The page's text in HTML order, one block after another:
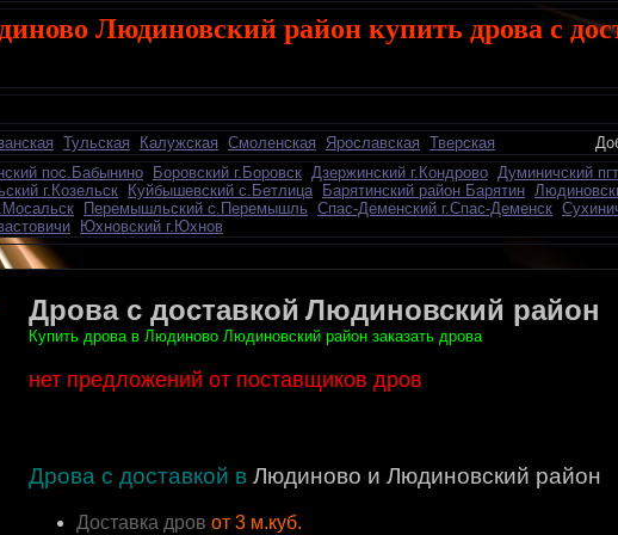
Людиновский район купить дрова с
Тульская Калужская Смоленская Ярославская Тверская
Добавить
пос.Бабынино Боровский г.Боровск Дзержинский г.Кондрово Думиничский
г.Козельск Куйбышевский с.Бетлица Барятинский район Барятин
Перемышльский с.Перемышль Спас-Деменский г.Спас-Деменск
Юхновский г.Юхнов
Дрова с доставкой Людиновский район
Купить дрова в Людиново Людиновский район заказать дрова
нет предложений от поставщиков дров
Дрова с доставкой в Людиново и Людиновский район
Доставка дров от 3 м.куб.